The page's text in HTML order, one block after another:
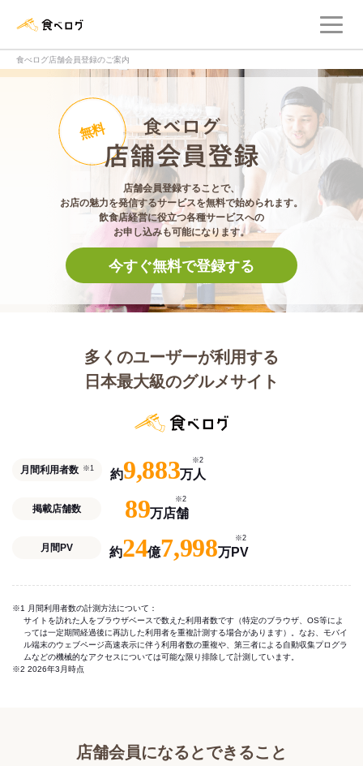
食べログ店舗会員登録のご案内
食べログ店舗会員
無料
店舗会員登録することで、
お店の魅力を発信するサービスを無料で始められます。
飲食店経営に役立つ各種サービスへの
お申し込みも可能になります。
今すぐ無料で登録する
多くのユーザーが利用する
日本最大級のグルメサイト
月間利用者数 ※1 約9,883万人
※2
掲載店舗数 89万店舗
※2
月間PV 約24億7,998万PV
※2
※1 月間利用者数の計測方法について：
サイトを訪れた人をブラウザベースで数えた利用者数です（特定のブラウザ、OS等によ
っては一定期間経過後に再訪した利用者を重複計測する場合があります）。なお、モバイ
ル端末のウェブページ高速表示に伴う利用者数の重複や、第三者による自動収集プログラ
ムなどの機械的なアクセスについては可能な限り排除して計測しています。
※2 2026年3月時点
店舗会員になるとできること